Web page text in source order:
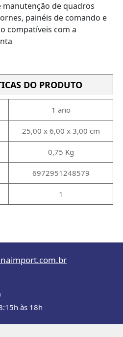
manutenção de quadros
painéis de comando e
compatíveis com a
DO PRODUTO
1 ano
25,00 x 6,00 x 3,00 cm
0,75 Kg
6972951248579
1
às 18h